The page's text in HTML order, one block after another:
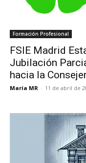
Formación Profesional
FSIE Madrid
Jubilación
hacia la
María MR - 11 de abril de